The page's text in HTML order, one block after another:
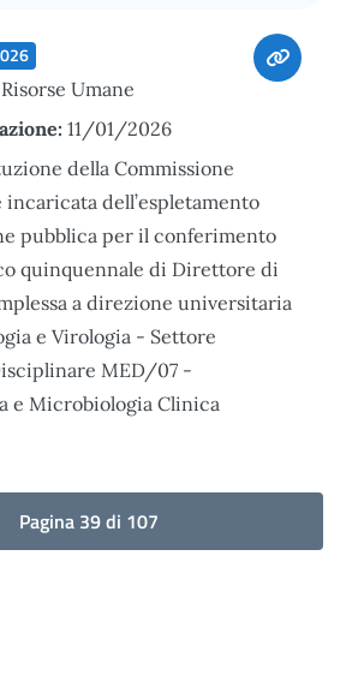
Umane
11/01/2026
della Commissione
incaricata dell’espletamento
pubblica per il conferimento
quinquennale di Direttore di
a direzione universitaria
e Virologia - Settore
MED/07 -
e Microbiologia Clinica
Pagina 39 di 107